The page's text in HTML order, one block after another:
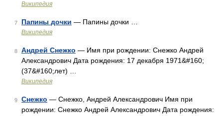
Википедия
7 Папины дочки — Папины дочки …
Википедия
8 Андрей Снежко — Имя при рождении: Снежко Андрей
Александрович Дата рождения: 17 декабря 1971&#160;
(37&#160;лет) …
Википедия
9 Снежко — Снежко, Андрей Александрович Имя при
рождении: Снежко Андрей Александрович Дата рождения: